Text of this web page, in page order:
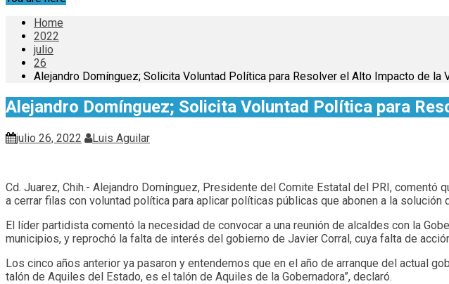
Home
2022
julio
26
Alejandro Domínguez; Solicita Voluntad Política para Resolver el Alto Impacto de la
Alejandro Domínguez; Solicita Voluntad Política para
julio 26, 2022 Luis Aguilar
Cd. Juarez, Chih.- Alejandro Domínguez, Presidente del Comite Estatal del PRI,
a cerrar filas con voluntad política para aplicar políticas públicas que abonen a la solución
El líder partidista comentó la necesidad de convocar a una reunión de alcaldes con la
municipios, y reprochó la falta de interés del gobierno de Javier Corral, cuya falta de
Los cinco años anterior ya pasaron y entendemos que en el año de arranque del actual
talón de Aquiles del Estado, es el talón de Aquiles de la Gobernadora”, declaró.